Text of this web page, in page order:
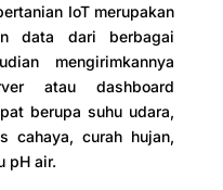
IoT merupakan
data dari berbagai
mengirimkannya
atau dashboard
berupa suhu udara,
cahaya, curah hujan,
pH air.